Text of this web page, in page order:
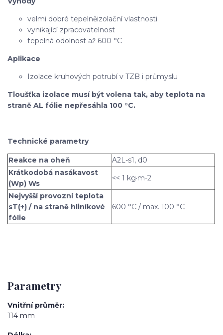
velmi dobré tepelněizolační vlastnosti
vynikající zpracovatelnost
tepelná odolnost až 600 °C
Aplikace
Izolace kruhových potrubí v TZB i průmyslu
Tloušťka izolace musí být volena tak, aby teplota na
straně AL fólie nepřesáhla 100 °C.
Technické parametry
Reakce na oheň
A2L-s1, d0
Krátkodobá nasákavost
(Wp) Ws
<< 1 kg·m-2
Nejvyšší provozní teplota
sT(+) / na straně hliníkové
fólie
600 °C / max. 100 °C
Parametry
Vnitřní průměr
114 mm